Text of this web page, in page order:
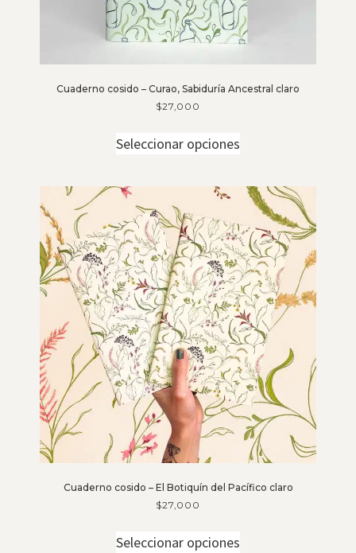
Cuaderno cosido – Curao, Sabiduría Ancestral claro
$27,000
Seleccionar opciones
Cuaderno cosido – El Botiquín del Pacífico claro
$27,000
Seleccionar opciones